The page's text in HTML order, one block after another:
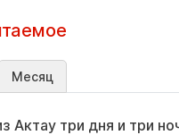
Месяц
Актау три дня и три